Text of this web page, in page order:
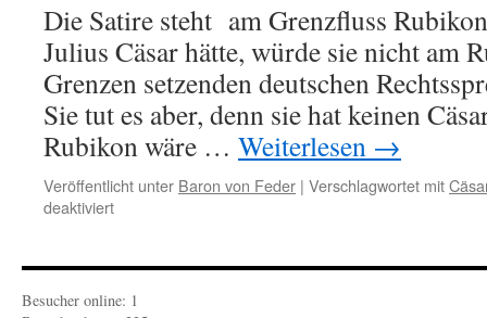
Die Satire steht am Grenzfluss
Julius Cäsar hätte, würde sie nicht am
Grenzen setzenden deutschen
Sie tut es aber, denn sie hat keinen
Rubikon wäre … Weiterlesen →
Veröffentlicht unter Baron von Feder | Verschlagwortet mit
deaktiviertfür
FEDER:
Die
Besucher online: 1